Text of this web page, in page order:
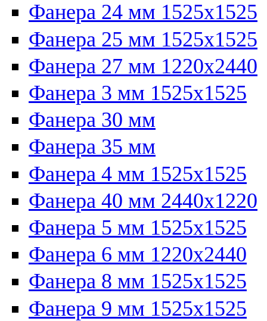
Фанера 24 мм 1525х1525
Фанера 25 мм 1525х1525
Фанера 27 мм 1220х2440
Фанера 3 мм 1525х1525
Фанера 30 мм
Фанера 35 мм
Фанера 4 мм 1525х1525
Фанера 40 мм 2440х1220
Фанера 5 мм 1525х1525
Фанера 6 мм 1220х2440
Фанера 8 мм 1525х1525
Фанера 9 мм 1525х1525